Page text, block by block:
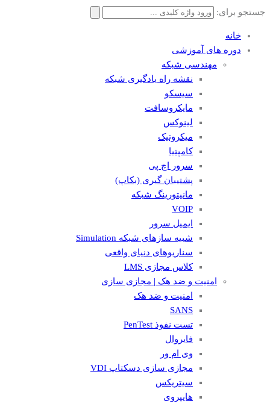
جستجو برای:
خانه
دوره های آموزشی
مهندسی شبکه
نقشه راه یادگیری شبکه
سیسکو
مایکروسافت
لینوکس
میکروتیک
کامپتیا
سرور اچ پی
پشتیبان گیری (بکاپ)
مانيتورينگ شبکه
VOIP
ایمیل سرور
شبیه سازهای شبکه Simulation
سناریوهای دنیای واقعی
کلاس مجازی LMS
امنیت و ضد هک | مجازی سازی
امنیت و ضد هک
SANS
تست نفوذ PenTest
فایروال
وی ام ور
مجازی سازی دسکتاپ VDI
سیتریکس
هایپروی